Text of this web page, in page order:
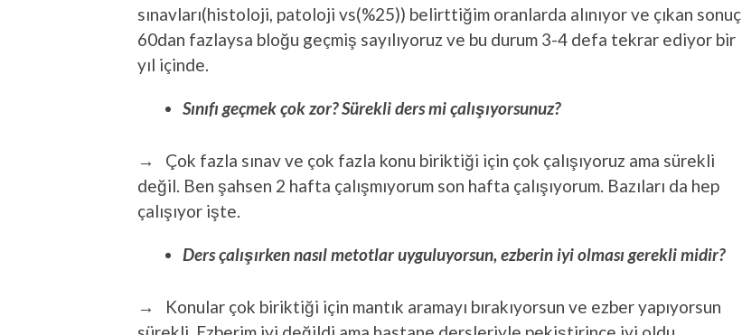
sınavları(histoloji, patoloji vs(%25)) belirttiğim oranlarda alınıyor ve çıkan sonuç
60dan fazlaysa bloğu geçmiş sayılıyoruz ve bu durum 3-4 defa tekrar ediyor bir
yıl içinde.
Sınıfı geçmek çok zor? Sürekli ders mi çalışıyorsunuz?
→ Çok fazla sınav ve çok fazla konu biriktiği için çok çalışıyoruz ama sürekli
değil. Ben şahsen 2 hafta çalışmıyorum son hafta çalışıyorum. Bazıları da hep
çalışıyor işte.
Ders çalışırken nasıl metotlar uyguluyorsun, ezberin iyi olması gerekli midir?
→ Konular çok biriktiği için mantık aramayı bırakıyorsun ve ezber yapıyorsun